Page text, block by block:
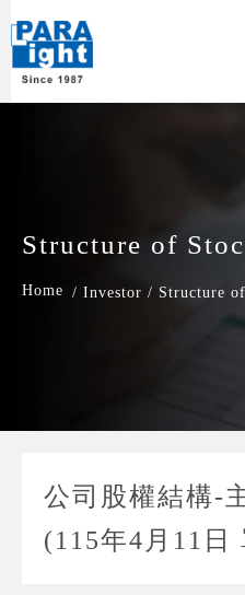
Structure of
/ Investor / Structure
公司股權結構-
(115年4月11日